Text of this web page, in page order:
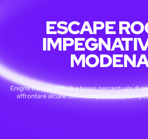
ESCAPE
Enigmi fra i più difficili e bassa percentuale di
affrontare alcune delle escape room più